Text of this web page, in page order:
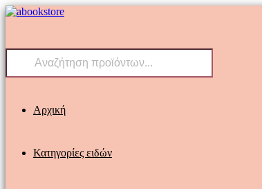
Skip
Products
Αρχική
Κατηγορίες ειδών